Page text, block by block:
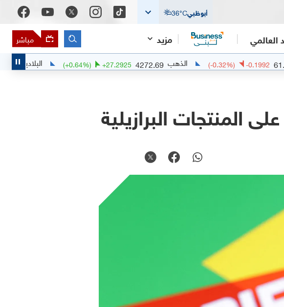
أبوظبي 36°C
العالمي مزيد مباشر
-
( -0.32%) الذهب 4272.69
+ 27.2925
( 0.64%) البلاديوم 1385.58